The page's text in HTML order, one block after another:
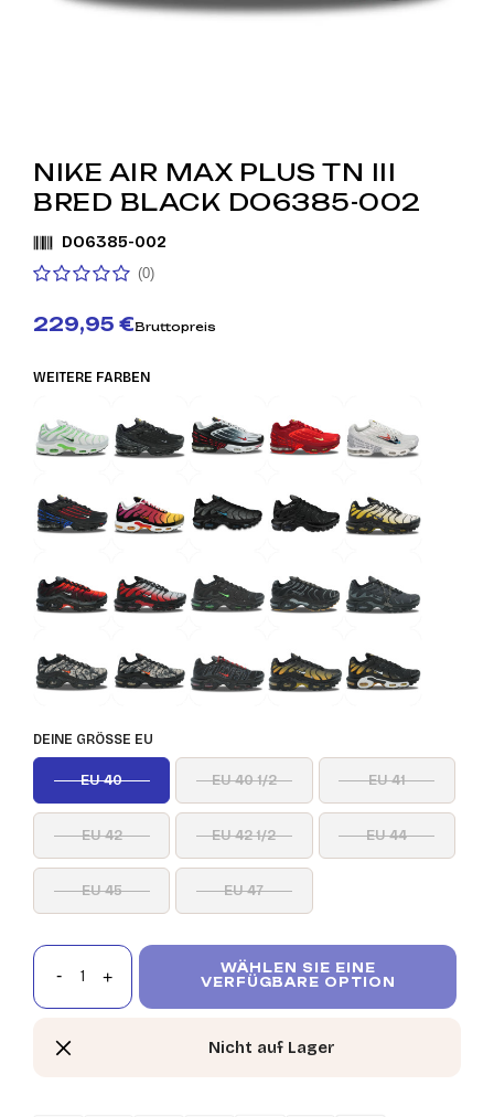
NIKE AIR MAX PLUS TN III
BRED BLACK DO6385-002
DO6385-002
(0)
229,95 €Bruttopreis
WEITERE FARBEN
DEINE GRÖSSE EU
EU 40 EU 40 1/2 EU 41
EU 42 EU 42 1/2 EU 44
EU 45 EU 47
WÄHLEN SIE EINE
VERFÜGBARE OPTION
Nicht auf Lager